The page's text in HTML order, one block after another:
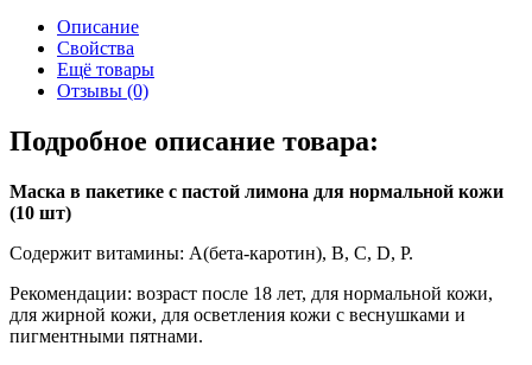
Описание
Свойства
Ещё товары
Отзывы (0)
Подробное описание товара:
Маска в пакетике с пастой лимона для нормальной кожи
(10 шт)
Содержит витамины: A(бета-каротин), B, C, D, P.
Рекомендации: возраст после 18 лет, для нормальной кожи,
для жирной кожи, для осветления кожи с веснушками и
пигментными пятнами.